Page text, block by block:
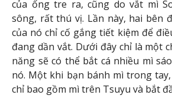
của ống tre ra, cũng do vắt mì
sông, rất thú vị. Lần này, hai bên
của nó chỉ cố gắng tiết kiệm để
đang dần vắt. Dưới đây chỉ là một
năng sẽ có thể bắt cá nhiều mì
nó. Một khi bạn bánh mì trong
chỉ bao gồm mì trên Tsuyu và bắt